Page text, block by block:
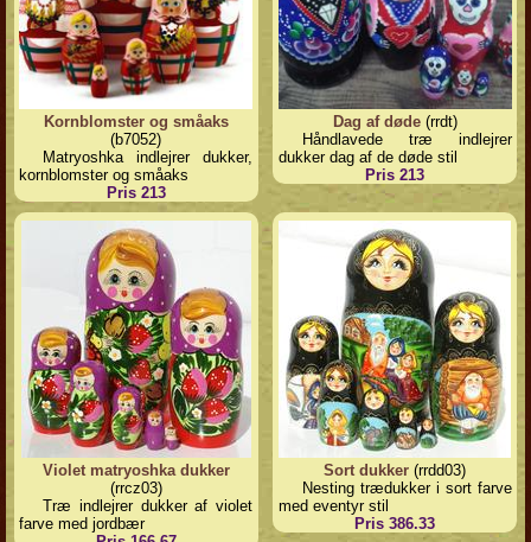
Kornblomster og småaks
(b7052)
Matryoshka indlejrer dukker,
kornblomster og småaks
Pris 213
Dag af døde(rrdt)
Håndlavede træ indlejrer
dukker dag af de døde stil
Pris 213
Violet matryoshka dukker
(rrcz03)
Træ indlejrer dukker af violet
farve med jordbær
Sort dukker (rrdd03)
Nesting trædukker i sort farve
med eventyr stil
Pris 386.33